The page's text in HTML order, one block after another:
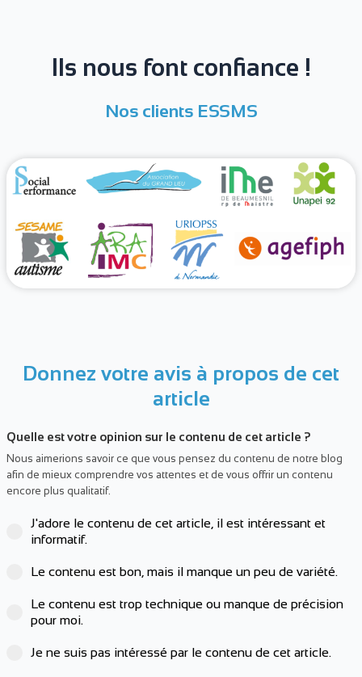
Ils nous font confiance !
Nos clients ESSMS
Donnez votre avis à propos de cet
article
Quelle est votre opinion sur le contenu de cet article ?
Nous aimerions savoir ce que vous pensez du contenu de notre blog
afin de mieux comprendre vos attentes et de vous offrir un contenu
encore plus qualitatif.
J'adore le contenu de cet article, il est intéressant et
informatif.
Le contenu est bon, mais il manque un peu de variété.
Le contenu est trop technique ou manque de précision
pour moi.
Je ne suis pas intéressé par le contenu de cet article.